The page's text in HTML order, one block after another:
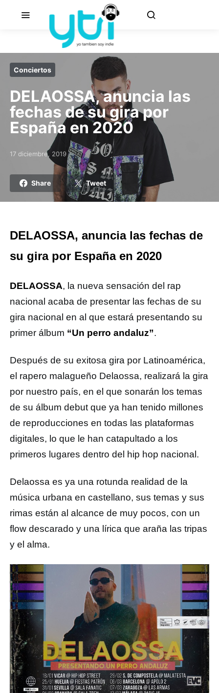
Conciertos
DELAOSSA, anuncia las
fechas de su gira por
España en 2020
Posted on
17 diciembre, 2019
Share Tweet
DELAOSSA, anuncia las fechas de
su gira por España en 2020
DELAOSSA, la nueva sensación del rap
nacional acaba de presentar las fechas de su
gira nacional en al que estará presentando su
primer álbum “Un perro andaluz”.
Después de su exitosa gira por Latinoamérica,
el rapero malagueño Delaossa, realizará la gira
por nuestro país, en el que sonarán los temas
de su álbum debut que ya han tenido millones
de reproducciones en todas las plataformas
digitales, lo que le han catapultado a los
primeros lugares dentro del hip hop nacional.
Delaossa es ya una rotunda realidad de la
música urbana en castellano, sus temas y sus
rimas están al alcance de muy pocos, con un
flow descarado y una lírica que araña las tripas
y el alma.